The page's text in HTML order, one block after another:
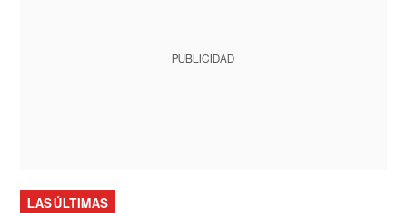
PUBLICIDAD
LAS ÚLTIMAS